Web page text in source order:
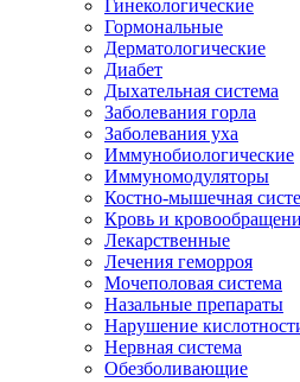
Гинекологические
Гормональные
Дерматологические
Диабет
Дыхательная система
Заболевания горла
Заболевания уха
Иммунобиологические
Иммуномодуляторы
Костно-мышечная
Кровь и
Лекарственные
Лечения геморроя
Мочеполовая система
Назальные препараты
Нарушение
Нервная система
Обезболивающие